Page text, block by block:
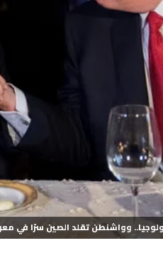
وواشنطن تقلد الصين سرًا في